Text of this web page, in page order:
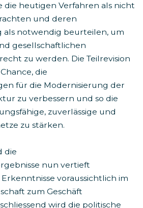
die heutigen Verfahren als nicht
und deren
notwendig beurteilen, um
gesellschaftlichen
zu werden. Die Teilrevision
die
für die Modernisierung der
zu verbessern und so die
zuverlässige und
zu stärken.
die
nun vertieft
voraussichtlich im
zum Geschäft
wird die politische